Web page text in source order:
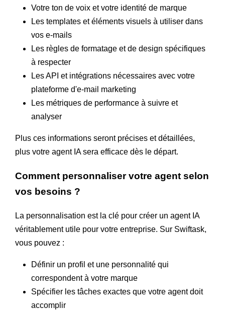
Votre ton de voix et votre identité de marque
Les templates et éléments visuels à utiliser dans
vos e-mails
Les règles de formatage et de design spécifiques
à respecter
Les API et intégrations nécessaires avec votre
plateforme d'e-mail marketing
Les métriques de performance à suivre et
analyser
Plus ces informations seront précises et détaillées,
plus votre agent IA sera efficace dès le départ.
Comment personnaliser votre agent selon
vos besoins ?
La personnalisation est la clé pour créer un agent IA
véritablement utile pour votre entreprise. Sur Swiftask,
vous pouvez :
Définir un profil et une personnalité qui
correspondent à votre marque
Spécifier les tâches exactes que votre agent doit
accomplir